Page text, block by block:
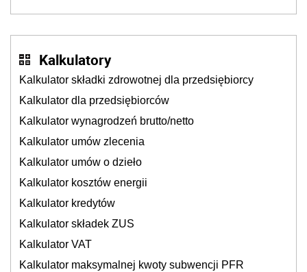
Kalkulatory
Kalkulator składki zdrowotnej dla przedsiębiorcy
Kalkulator dla przedsiębiorców
Kalkulator wynagrodzeń brutto/netto
Kalkulator umów zlecenia
Kalkulator umów o dzieło
Kalkulator kosztów energii
Kalkulator kredytów
Kalkulator składek ZUS
Kalkulator VAT
Kalkulator maksymalnej kwoty subwencji PFR